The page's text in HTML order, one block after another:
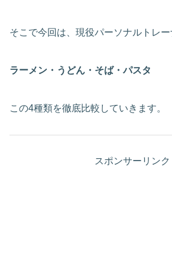
そこで今回は、現役パーソナルトレ
ラーメン・うどん・そば・パスタ
この4種類を徹底比較していきます。
スポンサーリンク